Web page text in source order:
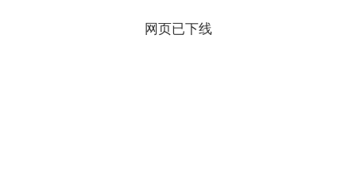
网页已下线